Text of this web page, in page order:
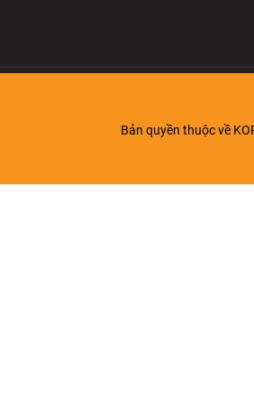
Bản quyền thuộc về